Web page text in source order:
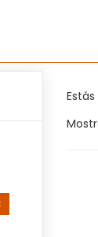
Estás